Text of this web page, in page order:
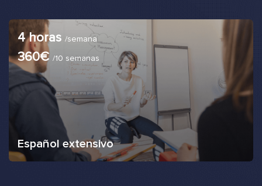
4 horas /semana
360€ /10 semanas
Español extensivo